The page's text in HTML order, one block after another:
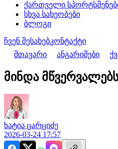
ქართველი
სხვა სახეობები
ბლოგი
ჩვენ შესახებკონტაქტი
მთავარი
ანგარიშები
მინდა
ხატია ცარციძე
2026-03-24 17:57